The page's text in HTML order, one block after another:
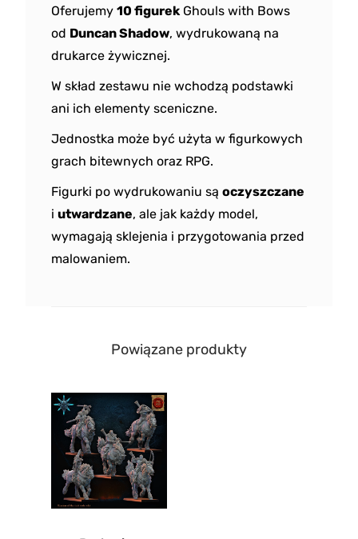
Oferujemy 10 figurekGhouls with Bows
od Duncan Shadow, wydrukowaną na
drukarce żywicznej.
W skład zestawu nie wchodzą podstawki
ani ich elementy sceniczne.
Jednostka może być użyta w figurkowych
grach bitewnych oraz RPG.
Figurki po wydrukowaniu są oczyszczane
i utwardzane, ale jak każdy model,
wymagają sklejenia i przygotowania przed
malowaniem.
Powiązane produkty